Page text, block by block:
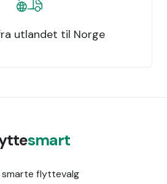
utlandet til Norge
smart
smarte flyttevalg